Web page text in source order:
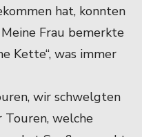
hat, konnten
Frau bemerkte
Kette“, was immer
wir schwelgten
Touren, welche